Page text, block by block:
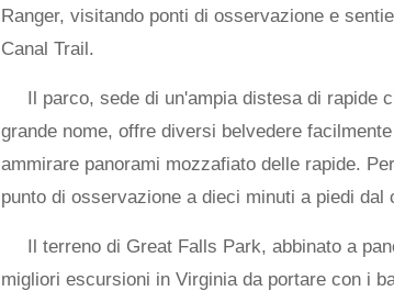
Ranger, visitando ponti di osservazione e
Canal Trail.
Il parco, sede di un'ampia distesa di rapide
grande nome, offre diversi belvedere
ammirare panorami mozzafiato delle rapide.
punto di osservazione a dieci minuti a piedi dal
Il terreno di Great Falls Park, abbinato a
migliori escursioni in Virginia da portare con i